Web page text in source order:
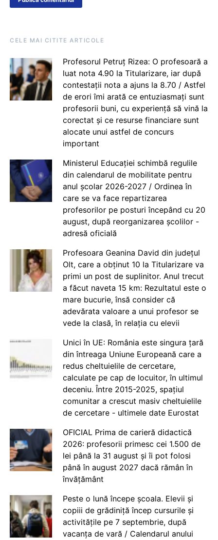
CELE MAI CITITE ARTICOLE
Profesorul Petruț Rizea: O profesoară a
luat nota 4.90 la Titularizare, iar după
contestații nota a ajuns la 8.70 / Astfel
de erori îmi arată ce entuziasmați sunt
profesorii buni, cu experiență să vină la
corectat și ce resurse financiare sunt
alocate unui astfel de concurs
important
Ministerul Educației schimbă regulile
din calendarul de mobilitate pentru
anul școlar 2026-2027 / Ordinea în
care se va face repartizarea
profesorilor pe posturi începând cu 20
august, după reorganizarea școlilor -
adresă oficială
Profesoara Geanina David din județul
Olt, care a obținut 10 la Titularizare va
primi un post de suplinitor. Anul trecut
a făcut naveta 15 km: Rezultatul este o
mare bucurie, însă consider că
adevărata valoare a unui profesor se
vede la clasă, în relația cu elevii
Unici în UE: România este singura țară
din întreaga Uniune Europeană care a
redus cheltuielile de cercetare,
calculate pe cap de locuitor, în ultimul
deceniu. Între 2015-2025, spațiul
comunitar a crescut masiv cheltuielile
de cercetare - ultimele date Eurostat
OFICIAL Prima de carieră didactică
2026: profesorii primesc cei 1.500 de
lei până la 31 august și îi pot folosi
până în august 2027 dacă rămân în
învățământ
Peste o lună începe școala. Elevii și
copiii de grădiniță încep cursurile și
activitățile pe 7 septembrie, după
vacanța de vară / Calendarul anului